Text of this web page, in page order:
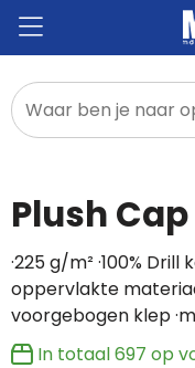
Sportkleding
Plush Cap
·225 g/m² ·100%
oppervlakte
voorgebogen klep
In totaal697 op